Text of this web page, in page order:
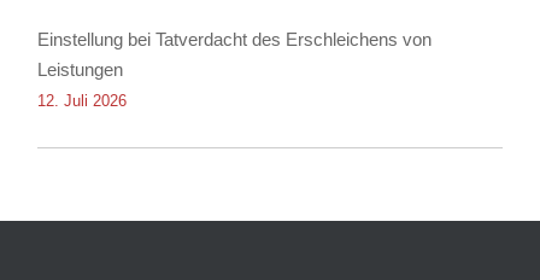
Einstellung bei Tatverdacht des Erschleichens von
Leistungen
12. Juli 2026